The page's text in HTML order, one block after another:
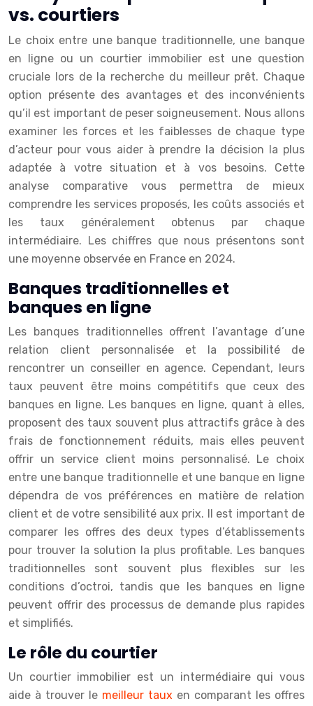
vs. courtiers
Le choix entre une banque traditionnelle, une banque
en ligne ou un courtier immobilier est une question
cruciale lors de la recherche du meilleur prêt. Chaque
option présente des avantages et des inconvénients
qu’il est important de peser soigneusement. Nous allons
examiner les forces et les faiblesses de chaque type
d’acteur pour vous aider à prendre la décision la plus
adaptée à votre situation et à vos besoins. Cette
analyse comparative vous permettra de mieux
comprendre les services proposés, les coûts associés et
les taux généralement obtenus par chaque
intermédiaire. Les chiffres que nous présentons sont
une moyenne observée en France en 2024.
Banques traditionnelles et
banques en ligne
Les banques traditionnelles offrent l’avantage d’une
relation client personnalisée et la possibilité de
rencontrer un conseiller en agence. Cependant, leurs
taux peuvent être moins compétitifs que ceux des
banques en ligne. Les banques en ligne, quant à elles,
proposent des taux souvent plus attractifs grâce à des
frais de fonctionnement réduits, mais elles peuvent
offrir un service client moins personnalisé. Le choix
entre une banque traditionnelle et une banque en ligne
dépendra de vos préférences en matière de relation
client et de votre sensibilité aux prix. Il est important de
comparer les offres des deux types d’établissements
pour trouver la solution la plus profitable. Les banques
traditionnelles sont souvent plus flexibles sur les
conditions d’octroi, tandis que les banques en ligne
peuvent offrir des processus de demande plus rapides
et simplifiés.
Le rôle du courtier
Un courtier immobilier est un intermédiaire qui vous
aide à trouver le meilleur taux en comparant les offres